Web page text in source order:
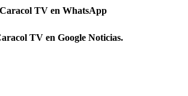
TV en WhatsApp
TV en Google Noticias.